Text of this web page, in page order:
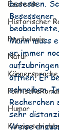
Esoterik
Historischer
Psychologie
Natur
Körpersprache
Humor
besessen.
Mann muss
er immer
öffnen. Er
schreiben.
sehr
Weise